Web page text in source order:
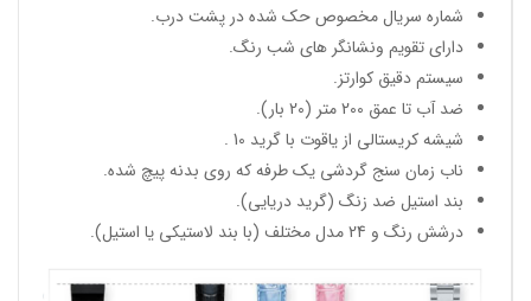
شماره سریال مخصوص حک شده در پشت درب.
دارای تقویم ونشانگر های شب رنگ.
سیستم دقیق کوارتز.
ضد آب تا عمق 200 متر (20 بار).
شیشه کریستالی از یاقوت با گرید 10 .
ناب زمان سنج گردشی یک طرفه که روی بدنه پیچ شده.
بند استیل ضد زنگ (گرید دریایی).
درشش رنگ و 24 مدل مختلف (با بند لاستیکی یا استیل).